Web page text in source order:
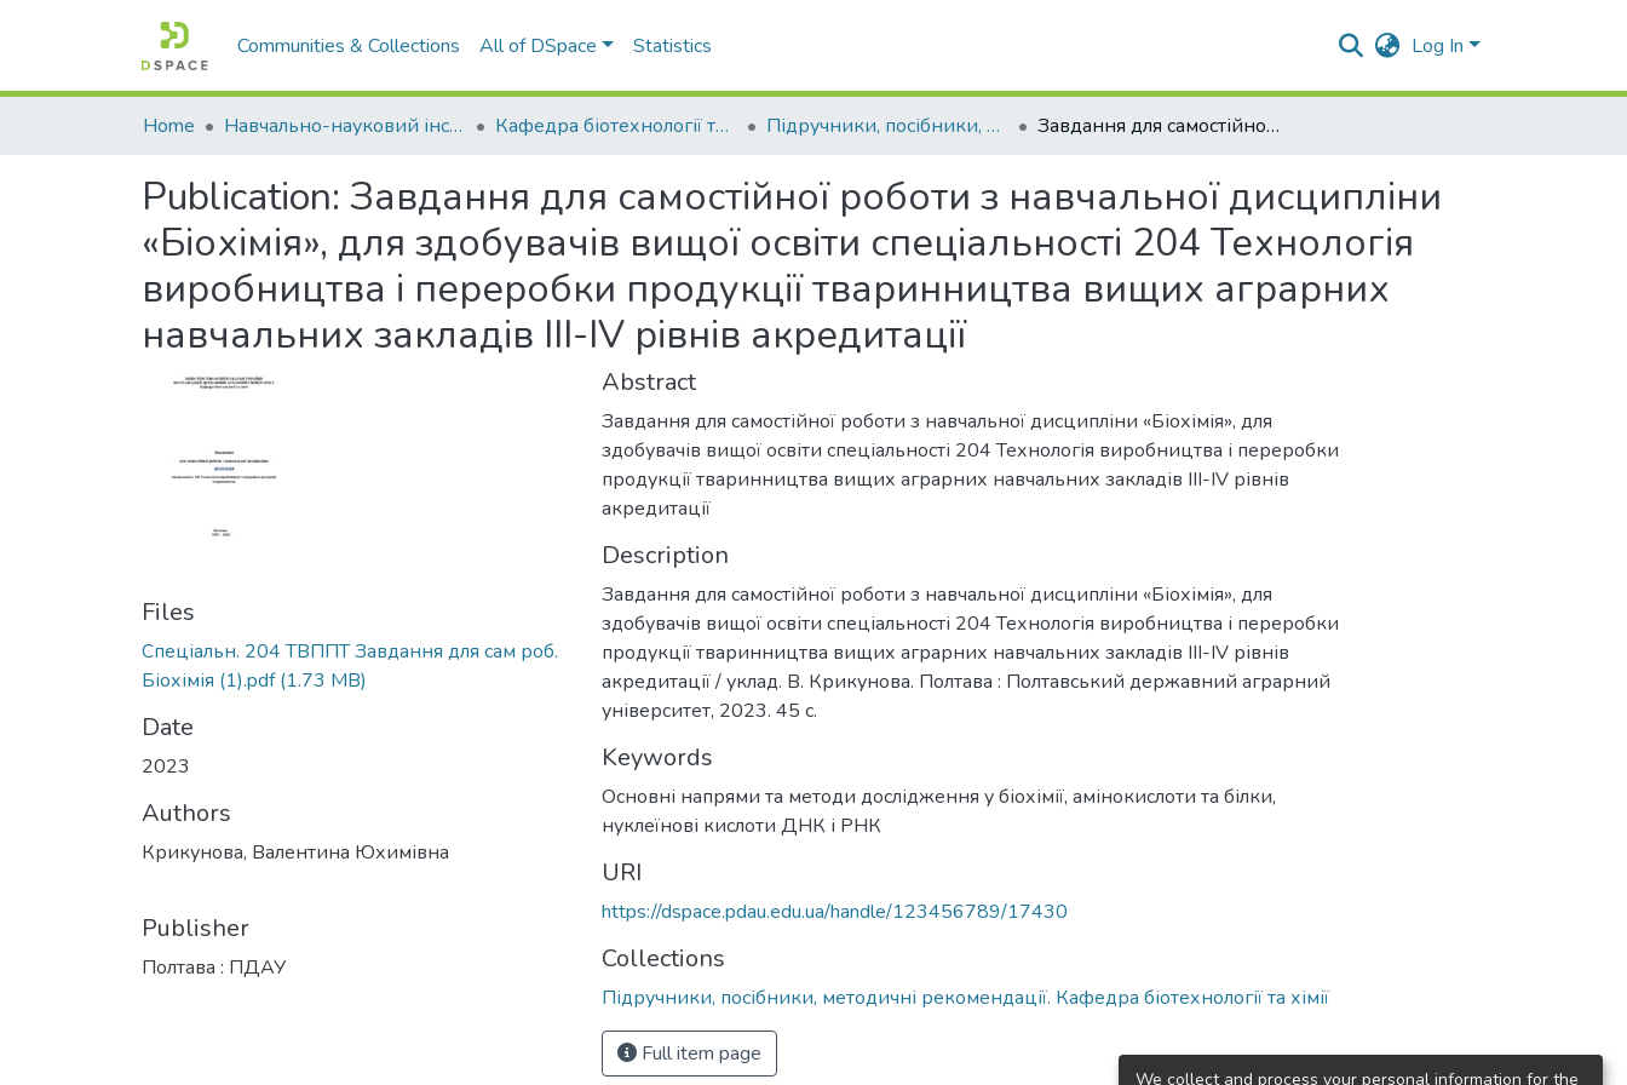
Communities & Collections All of DSpace Statistics Log In
Home Навчально-науковий інститут агротехнологій, селекції та екології Кафедра біотехнології та хімії Підручники, посібники, методичні рекомендації. Кафедра біотехнології та хімії Завдання для самостійної роботи з навчальної дисципліни «Біохімія», для здобувачів вищої освіти спеціальності 204 Технологія виробництва і переробки продукції тваринництва вищих аграрних навчальних закладів ІІІ-ІV рівнів акредитації
Publication: Завдання для самостійної роботи з навчальної дисципліни
«Біохімія», для здобувачів вищої освіти спеціальності 204 Технологія
виробництва і переробки продукції тваринництва вищих аграрних
навчальних закладів ІІІ-ІV рівнів акредитації
Files
Спеціальн. 204 ТВППТ Завдання для сам роб.
Біохімія (1).pdf(1.73 MB)
Date
2023
Authors
Крикунова, Валентина Юхимівна
Publisher
Полтава : ПДАУ
Abstract
Завдання для самостійної роботи з навчальної дисципліни «Біохімія», для
здобувачів вищої освіти спеціальності 204 Технологія виробництва і переробки
продукції тваринництва вищих аграрних навчальних закладів ІІІ-ІV рівнів
акредитації
Description
Завдання для самостійної роботи з навчальної дисципліни «Біохімія», для
здобувачів вищої освіти спеціальності 204 Технологія виробництва і переробки
продукції тваринництва вищих аграрних навчальних закладів ІІІ-ІV рівнів
акредитації / уклад. В. Крикунова. Полтава : Полтавський державний аграрний
університет, 2023. 45 с.
Keywords
Основні напрями та методи дослідження у біохімії, амінокислоти та білки,
нуклеїнові кислоти ДНК і РНК
URI
https://dspace.pdau.edu.ua/handle/123456789/17430
Collections
Підручники, посібники, методичні рекомендації. Кафедра біотехнології та хімії
Full item page
We collect and process your personal information for the